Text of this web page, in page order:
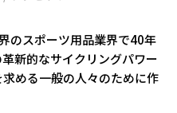
のスポーツ用品業界で40年
新的なサイクリングパワー
める一般の人々のために作